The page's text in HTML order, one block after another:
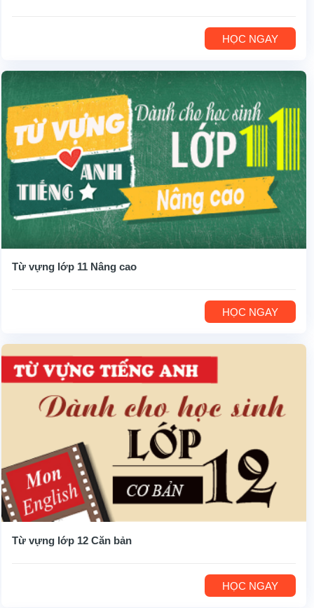
HỌC NGAY
Từ vựng lớp 11 Nâng cao
HỌC NGAY
Từ vựng lớp 12 Căn bản
HỌC NGAY